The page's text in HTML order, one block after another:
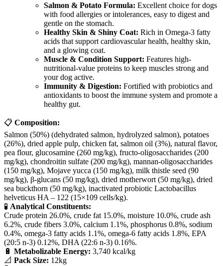
Salmon & Potato Formula: Excellent choice for dogs
with food allergies or intolerances, easy to digest and
gentle on the stomach.
Healthy Skin & Shiny Coat: Rich in Omega-3 fatty
acids that support cardiovascular health, healthy skin,
and a glowing coat.
Muscle & Condition Support: Features high-
nutritional-value proteins to keep muscles strong and
your dog active.
Immunity & Digestion: Fortified with probiotics and
antioxidants to boost the immune system and promote a
healthy gut.
📋 Composition:
Salmon (50%) (dehydrated salmon, hydrolyzed salmon), potatoes
(26%), dried apple pulp, chicken fat, salmon oil (3%), natural flavor,
pea flour, glucosamine (260 mg/kg), fructo-oligosaccharides (200
mg/kg), chondroitin sulfate (200 mg/kg), mannan-oligosaccharides
(150 mg/kg), Mojave yucca (150 mg/kg), milk thistle seed (90
mg/kg), β-glucans (50 mg/kg), dried motherwort (50 mg/kg), dried
sea buckthorn (50 mg/kg), inactivated probiotic Lactobacillus
helveticus HA – 122 (15×109 cells/kg).
🧪 Analytical Constituents:
Crude protein 26.0%, crude fat 15.0%, moisture 10.0%, crude ash
6.2%, crude fibers 3.0%, calcium 1.1%, phosphorus 0.8%, sodium
0.4%, omega-3 fatty acids 1.1%, omega-6 fatty acids 1.8%, EPA
(20:5 n-3) 0.12%, DHA (22:6 n-3) 0.16%.
🔋 Metabolizable Energy: 3,740 kcal/kg
📐 Pack Size: 12kg